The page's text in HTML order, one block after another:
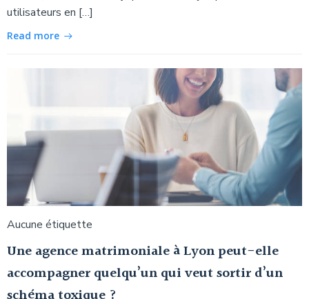
utilisateurs en […]
Read more
Aucune étiquette
Une agence matrimoniale à Lyon peut-elle
accompagner quelqu’un qui veut sortir d’un